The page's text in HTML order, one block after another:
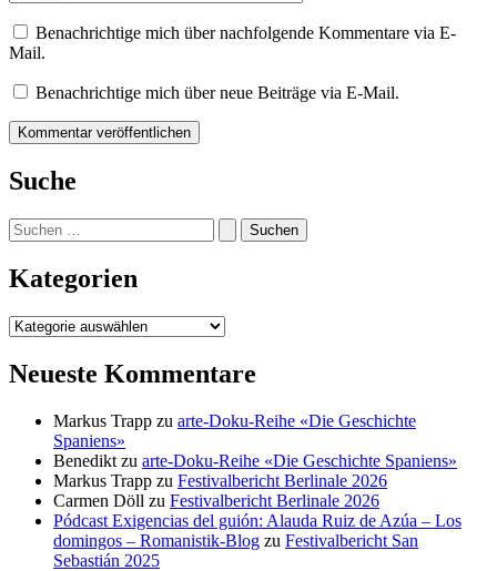
Benachrichtige mich über nachfolgende Kommentare via E-
Mail.
Benachrichtige mich über neue Beiträge via E-Mail.
Suche
Suchen
nach:
Kategorien
Kategorien
Neueste Kommentare
Markus Trapp zu arte-Doku-Reihe «Die Geschichte
Spaniens»
Benedikt zu arte-Doku-Reihe «Die Geschichte Spaniens»
Markus Trapp zu Festivalbericht Berlinale 2026
Carmen Döll zu Festivalbericht Berlinale 2026
Pódcast Exigencias del guión: Alauda Ruiz de Azúa – Los
domingos – Romanistik-Blog zu Festivalbericht San
Sebastián 2025